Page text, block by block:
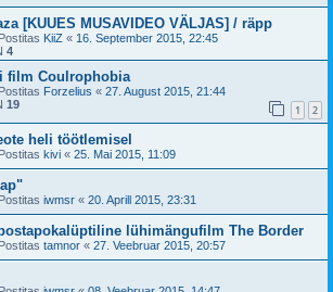
[KUUES MUSAVIDEO VÄLJAS] / räpp
KiiZ « 16. September 2015, 22:45
4
film Coulrophobia
Forzelius « 27. August 2015, 21:44
19 1 2
heli töötlemisel
kivi « 25. Mai 2015, 11:09
iwmsr « 20. Aprill 2015, 23:31
lühimängufilm The Border
tamnor « 27. Veebruar 2015, 20:57